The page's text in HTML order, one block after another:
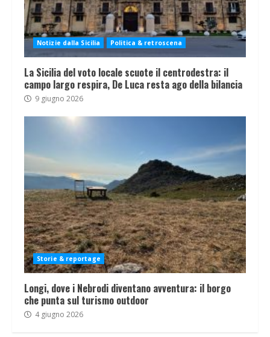
Notizie dalla Sicilia Politica & retroscena
La Sicilia del voto locale scuote il centrodestra: il
campo largo respira, De Luca resta ago della bilancia
9 giugno 2026
Storie & reportage
Longi, dove i Nebrodi diventano avventura: il borgo
che punta sul turismo outdoor
4 giugno 2026